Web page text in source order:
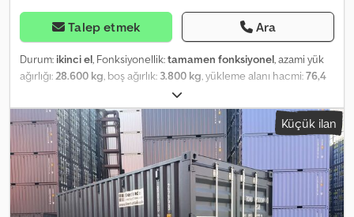
Talep etmek Ara
Durum: ikinci el, Fonksiyonellik:tamamen fonksiyonel, azami yük
ağırlığı:28.600 kg, boş ağırlık: 3.800 kg, yükleme alanı hacmi:76,4
, 40-foot Storage Container; used Dsdpotp Tbnefx Ag Sekr -
Wind and water-tight - Smooth-operating double-wing doors -
Wooden floor - With valid CSC plate Technical Data: - External
dimensions (LxWxH): 12,192 x 2,438 x 2,896 mm - Internal
dimensions (LxWxH): 12,032 x 2,352 x 2,698 mm - Door opening:
2,343 x 2,585 mm - Volume: 76.2 m³ Container Construction: - Steel
frame construction as a load-bearing element, consisting of 4
corner posts (6 mm thick), roof and floor beams 3 to 4 mm thick -
Küçük ilan